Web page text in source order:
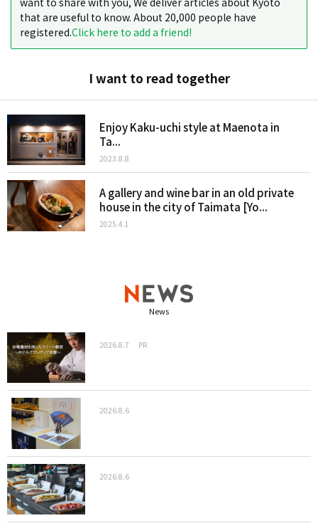
that are useful to know. About 20,000 people have
registered.Click here to add a friend!
I want to read together
Enjoy Kaku-uchi style at Maenota in
Ta...
2023.8.8
A gallery and wine bar in an old private
house in the city of Taimata [Yo...
2025.4.1
News
2026.8.7 PR
2026.8.6
2026.8.6